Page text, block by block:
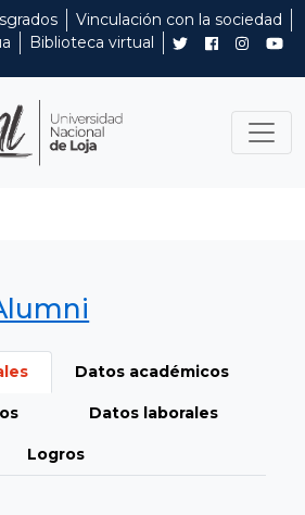
Vinculación con la sociedad
Biblioteca virtual
Datos académicos
Datos laborales
Logros